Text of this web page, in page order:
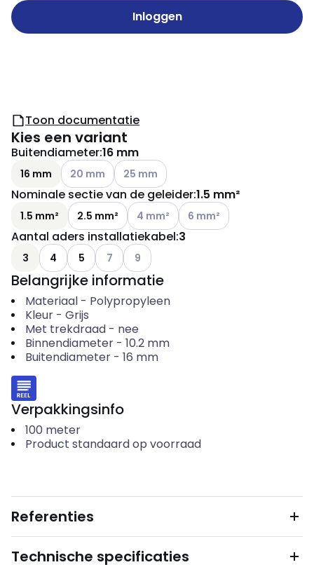
Inloggen
Toon documentatie
Kies een variant
Buitendiameter:16 mm
16 mm Andere varianten (Huidige combinatie niet
20 mm Andere varianten (Huidige combinatie
25 mm
Nominale sectie van de geleider:1.5 mm²
1.5 mm² 2.5 mm² Andere varianten (Huidige
4 mm² Andere varianten (Huidige
6 mm²
Aantal aders installatiekabel:3
3 4 5 Andere varianten (Huidige combinatie niet
7 Andere varianten (Huidige combinatie
9
Belangrijke informatie
Materiaal- Polypropyleen
Kleur- Grijs
Met trekdraad- nee
Binnendiameter- 10.2 mm
Buitendiameter- 16 mm
Verpakkingsinfo
100 meter
Product standaard op voorraad
Referenties
Technische specificaties